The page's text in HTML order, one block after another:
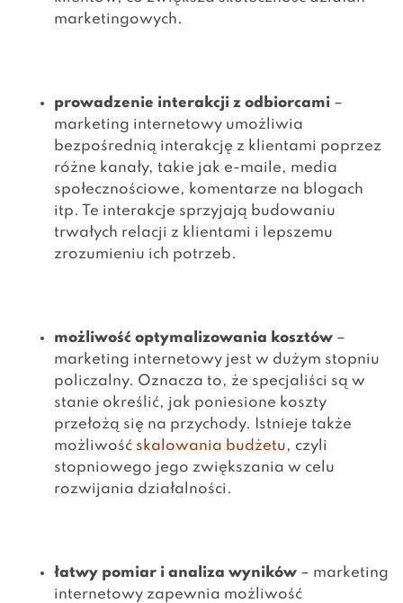
marketingowych.
prowadzenie interakcji z odbiorcami –
marketing internetowy umożliwia
bezpośrednią interakcję z klientami poprzez
różne kanały, takie jak e-maile, media
społecznościowe, komentarze na blogach
itp. Te interakcje sprzyjają budowaniu
trwałych relacji z klientami i lepszemu
zrozumieniu ich potrzeb.
możliwość optymalizowania kosztów –
marketing internetowy jest w dużym stopniu
policzalny. Oznacza to, że specjaliści są w
stanie określić, jak poniesione koszty
przełożą się na przychody. Istnieje także
możliwość skalowania budżetu, czyli
stopniowego jego zwiększania w celu
rozwijania działalności.
łatwy pomiar i analiza wyników – marketing
internetowy zapewnia możliwość